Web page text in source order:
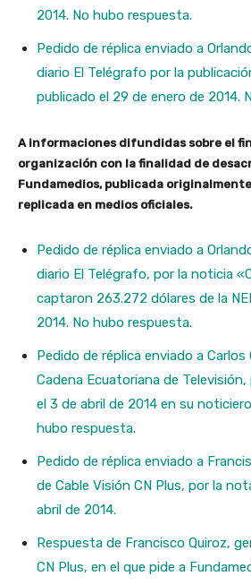
2014. No hubo respuesta.
Pedido de réplica enviado a
diario El Telégrafo por la
publicado el 29 de enero de 2014.
A informaciones difundidas sobre el
organización con la finalidad de
Fundamedios, publicada
replicada en medios oficiales.
Pedido de réplica enviado a
diario El Telégrafo, por la noticia
captaron 263.272 dólares de la
2014. No hubo respuesta.
Pedido de réplica enviado a
Cadena Ecuatoriana de
el 3 de abril de 2014 en su
hubo respuesta.
Pedido de réplica enviado a
de Cable Visión CN Plus, por la
abril de 2014.
Respuesta de Francisco Quiroz,
CN Plus, en el que pide a